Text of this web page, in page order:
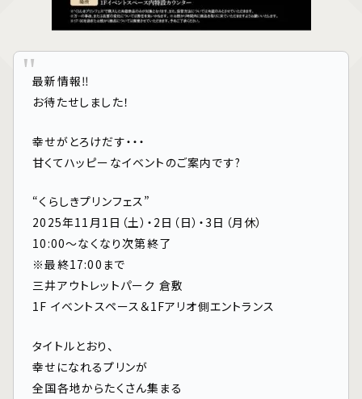
最新情報‼️
お待たせしました！
幸せがとろけだす・・・
甘くてハッピーなイベントのご案内です?
“くらしきプリンフェス”
2025年11月1日（土）・2日（日）・3日（月休）
10:00〜なくなり次第終了
※最終17:00まで
三井アウトレットパーク 倉敷
1F イベントスペース＆1Fアリオ側エントランス
タイトルとおり、
幸せになれるプリンが
全国各地からたくさん集まる